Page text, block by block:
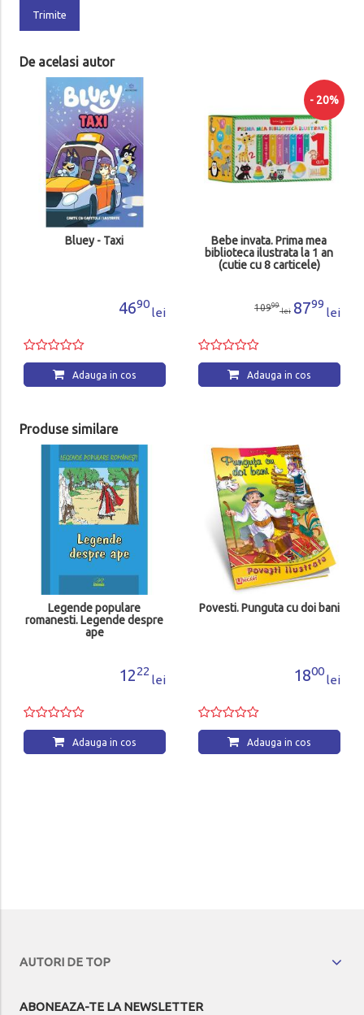
Trimite
De acelasi autor
Bluey - Taxi
4690
lei
Adauga in cos
- 20%
Bebe invata. Prima mea
biblioteca ilustrata la 1 an
(cutie cu 8 carticele)
10999
lei 8799
lei
Adauga in cos
Produse similare
Legende populare
romanesti. Legende despre
ape
1222
lei
Adauga in cos
Povesti. Punguta cu doi bani
1800
lei
Adauga in cos
AUTORI DE TOP
ABONEAZA-TE LA NEWSLETTER